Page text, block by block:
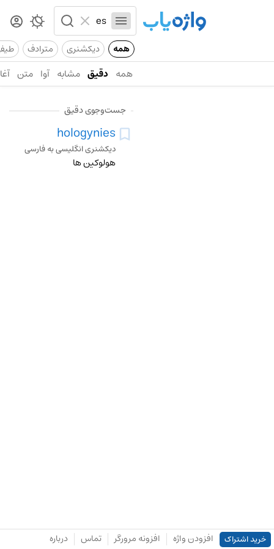
همه دیکشنری مترادف
همه دقیق مشابه آوا متن
جست‌وجوی دقیق
hologynies
دیکشنری انگلیسی به فارسی
هولوکین ها
خرید اشتراک افزودن واژه افزونه مرورگر تماس درباره